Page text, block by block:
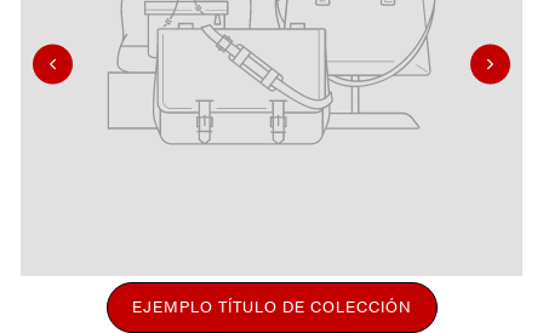
EJEMPLO TÍTULO DE COLECCIÓN